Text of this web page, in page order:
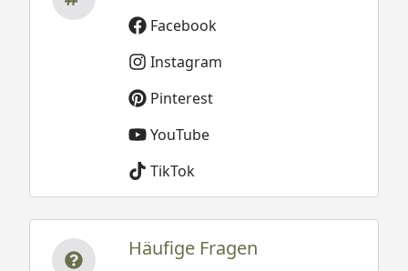
Facebook
Instagram
Pinterest
YouTube
TikTok
Häufige Fragen